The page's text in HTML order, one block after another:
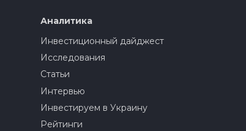
Аналитика
Инвестиционный дайджест
Исследования
Статьи
Интервью
Инвестируем в Украину
Рейтинги